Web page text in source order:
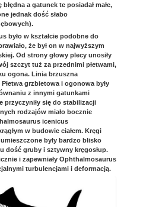
a gatunek te posiadał małe,
jednak dość słabo
było w kształcie podobne do
że był on w najwyższym
Od strony głowy plecy unosiły
szczyt tuż za przednimi płetwami,
ogona. Linia brzuszna
grzbietowa i ogonowa były
z innymi gatunkami
się do stabilizacji
rodzajów miało bocznie
icenicus
w budowie ciałem. Kręgi
były bardzo blisko
dość gruby i sztywny kręgosłup.
i zapewniały Ophthalmosaurus
turbulencjami i deformacją.